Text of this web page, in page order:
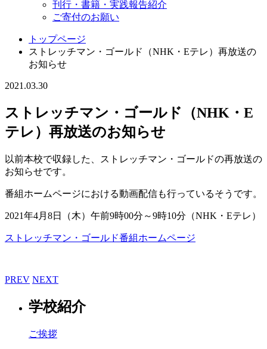
刊行・書籍・実践報告紹介
ご寄付のお願い
トップページ
ストレッチマン・ゴールド（NHK・Eテレ）再放送の
お知らせ
2021.03.30
ストレッチマン・ゴールド（NHK・E
テレ）再放送のお知らせ
以前本校で収録した、ストレッチマン・ゴールドの再放送の
お知らせです。
番組ホームページにおける動画配信も行っているそうです。
2021年4月8日（木）午前9時00分～9時10分（NHK・Eテレ）
ストレッチマン・ゴールド番組ホームページ
PREV NEXT
学校紹介
ご挨拶